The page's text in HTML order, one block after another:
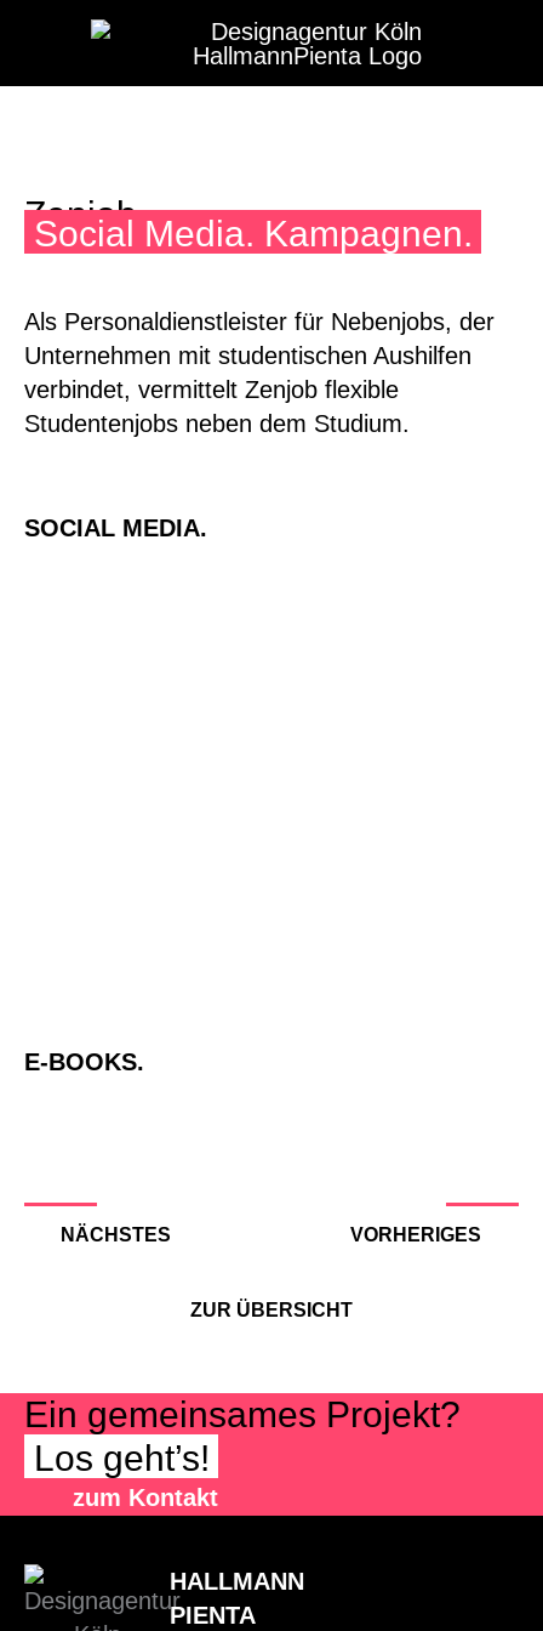
springen
Hauptmenü
Zenjob
Social Media. Kampagnen.
Als Personaldienstleister für Nebenjobs, der
Unternehmen mit studentischen Aushilfen
verbindet, vermittelt Zenjob flexible
Studentenjobs neben dem Studium.
SOCIAL MEDIA.
E-BOOKS.
NÄCHSTES VORHERIGES
ZUR ÜBERSICHT
Ein gemeinsames Projekt?
Los geht’s!
zum Kontakt
HALLMANN
PIENTA